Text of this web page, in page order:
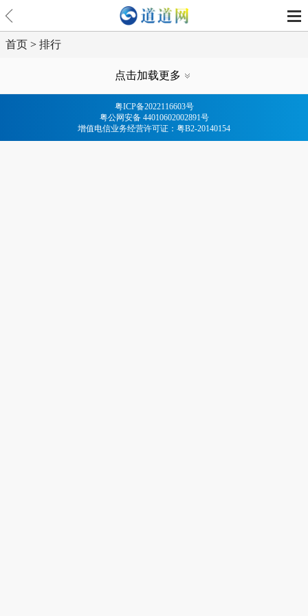
首页 > 排行
点击加载更多
粤ICP备2022116603号
粤公网安备 44010602002891号
增值电信业务经营许可证：粤B2-20140154